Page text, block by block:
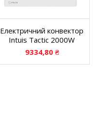
Електричний конвектор
Intuis Tactic 2000W
9334,80 ₴